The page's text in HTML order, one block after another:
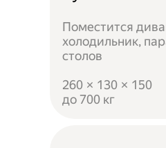
Поместится
холодильник,
столов
260 × 130 × 150
до 700 кг